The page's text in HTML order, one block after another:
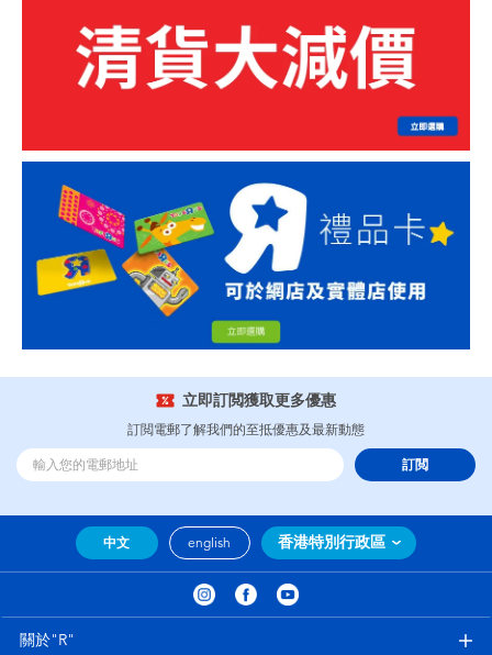
立即訂閲獲取更多優惠
訂閲電郵了解我們的至抵優惠及最新動態
訂閲
中文 english 香港特別行政區
關於"R"